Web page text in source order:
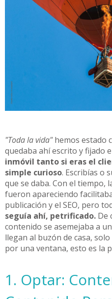
"Toda la vida"hemos estado
quedaba ahí escrito y fijado
inmóvil tanto si eras el
simple curioso. Escribías o
que se daba. Con el tiempo,
fueron apareciendo
publicación y el SEO, pero
seguía ahí, petrificado. De
contenido se asemejaba a
llegan al buzón de casa,
por una ventana, esto es la
1. Optar: